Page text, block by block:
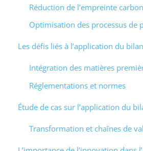
Réduction de l’empreinte
Optimisation des processus de
Les défis liés à l’application du
Intégration des matières
Réglementations et normes
Étude de cas sur l’application du
Transformation et chaînes de